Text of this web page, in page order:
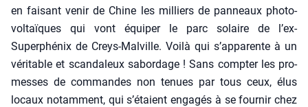
en fai­sant venir de Chine les mil­liers de pan­neaux pho­to­
vol­taïques qui vont équi­per le parc solaire de l’ex-
Superphénix de Creys-Mal­ville. Voi­là qui s’apparente à un
véri­table et scan­da­leux sabor­dage ! Sans comp­ter les pro­
messes de com­mandes non tenues par tous ceux, élus
locaux notam­ment, qui s’étaient enga­gés à se four­nir chez